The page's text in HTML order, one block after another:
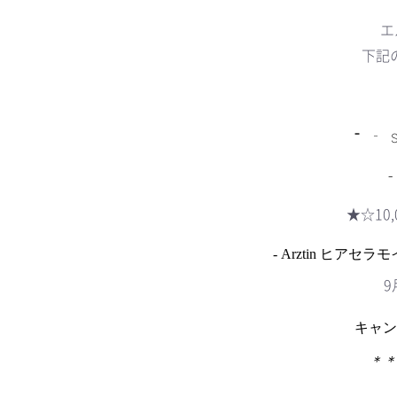
下記
⁻ ⁻
- Arztin ヒアセラ
9
キャ
＊